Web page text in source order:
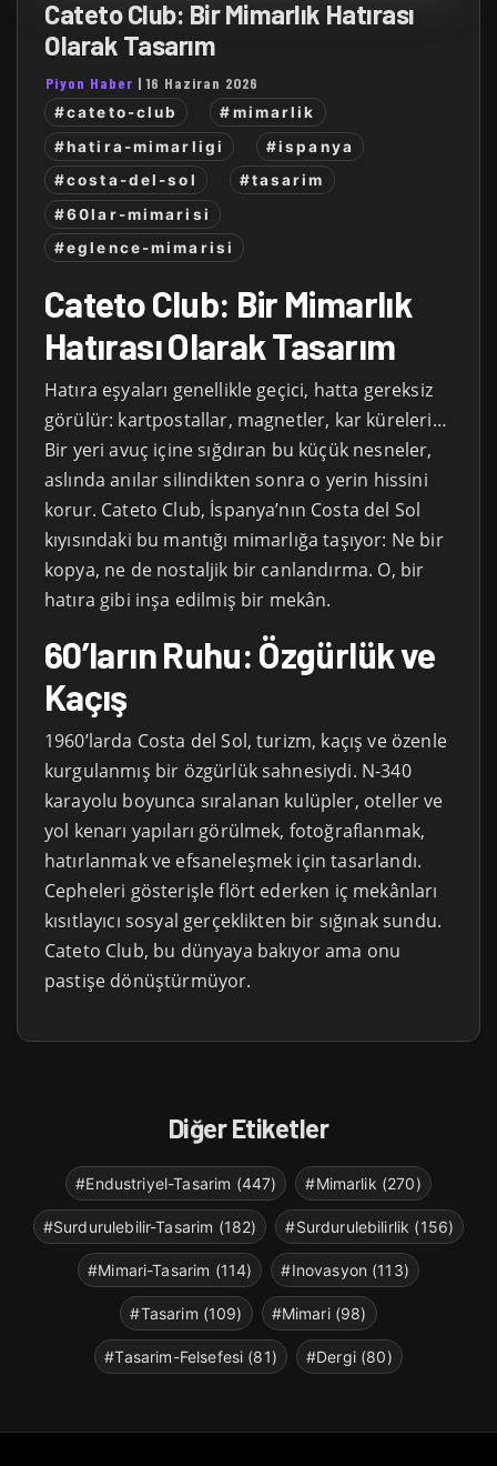
Cateto Club: Bir Mimarlık Hatırası
Olarak Tasarım
Piyon Haber |16 Haziran 2026
#cateto-club
#mimarlik
#hatira-mimarligi
#ispanya
#costa-del-sol
#tasarim
#60lar-mimarisi
#eglence-mimarisi
Cateto Club: Bir Mimarlık
Hatırası Olarak Tasarım
Hatıra eşyaları genellikle geçici, hatta gereksiz
görülür: kartpostallar, magnetler, kar küreleri…
Bir yeri avuç içine sığdıran bu küçük nesneler,
aslında anılar silindikten sonra o yerin hissini
korur. Cateto Club, İspanya’nın Costa del Sol
kıyısındaki bu mantığı mimarlığa taşıyor: Ne bir
kopya, ne de nostaljik bir canlandırma. O, bir
hatıra gibi inşa edilmiş bir mekân.
60’ların Ruhu: Özgürlük ve
Kaçış
1960’larda Costa del Sol, turizm, kaçış ve özenle
kurgulanmış bir özgürlük sahnesiydi. N-340
karayolu boyunca sıralanan kulüpler, oteller ve
yol kenarı yapıları görülmek, fotoğraflanmak,
hatırlanmak ve efsaneleşmek için tasarlandı.
Cepheleri gösterişle flört ederken iç mekânları
kısıtlayıcı sosyal gerçeklikten bir sığınak sundu.
Cateto Club, bu dünyaya bakıyor ama onu
pastişe dönüştürmüyor.
Diğer Etiketler
#Endustriyel-Tasarim (447) #Mimarlik (270)
#Surdurulebilir-Tasarim (182) #Surdurulebilirlik (156)
#Mimari-Tasarim (114) #Inovasyon (113)
#Tasarim (109) #Mimari (98)
#Tasarim-Felsefesi (81) #Dergi (80)